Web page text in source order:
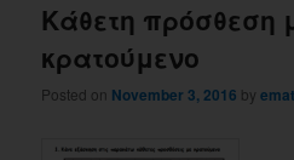
Κάθετη πρόσθεση
κρατούμενο
Posted on November 3, 2016 by